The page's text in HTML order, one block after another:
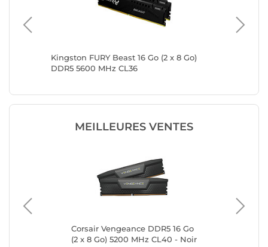
Kingston FURY Beast 16 Go (2 x 8 Go)
DDR5 5600 MHz CL36
MEILLEURES VENTES
Corsair Vengeance DDR5 16 Go
(2 x 8 Go) 5200 MHz CL40 - Noir